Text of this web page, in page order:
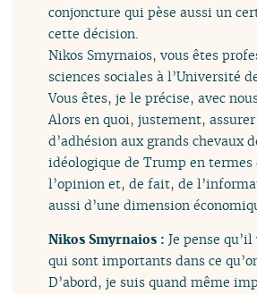
conjoncture qui pèse aussi un
cette décision.
Nikos Smyrnaios, vous êtes
sciences sociales à l’Université
Vous êtes, je le précise, avec
Alors en quoi, justement,
d’adhésion aux grands chevaux
idéologique de Trump en termes
l’opinion et, de fait, de
aussi d’une dimension
Nikos Smyrnaios :Je pense
qui sont importants dans ce
D’abord, je suis quand même